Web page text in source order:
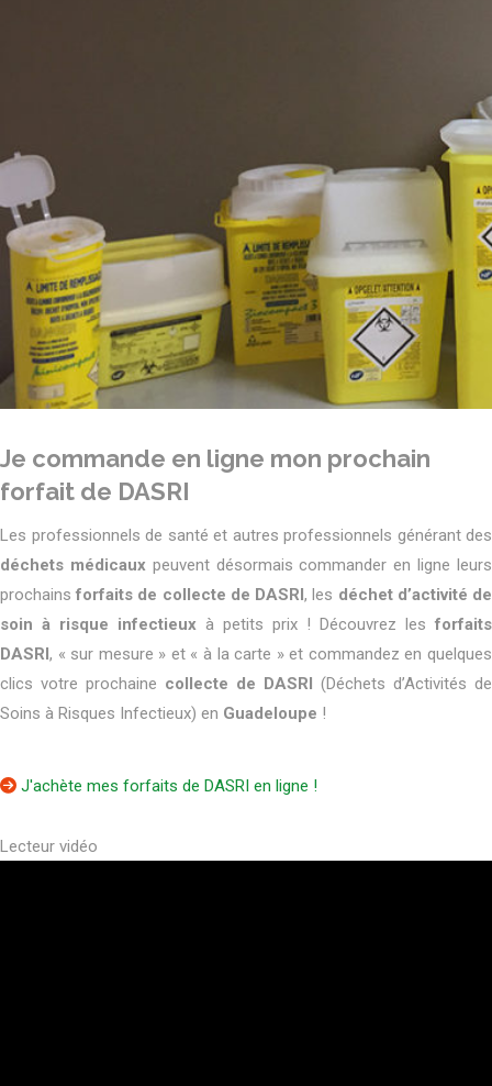
Je commande en ligne mon prochain
forfait de DASRI
Les professionnels de santé et autres professionnels générant des
déchets médicaux peuvent désormais commander en ligne leurs
prochainsforfaits de collecte de DASRI, les déchet d’activité de
soin à risque infectieux à petits prix ! Découvrez les forfaits
DASRI, « sur mesure » et « à la carte » et commandez en quelques
clics votre prochaine collecte de DASRI (Déchets d’Activités de
Soins à Risques Infectieux) en Guadeloupe !
J'achète mes forfaits de DASRI en ligne !
Lecteur vidéo